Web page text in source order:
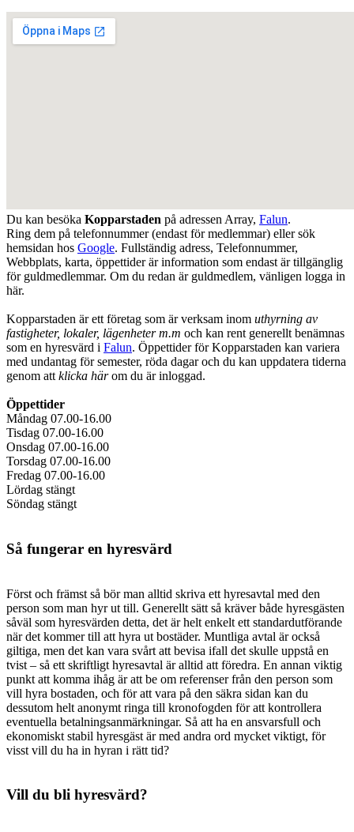
Du kan besöka Kopparstaden på adressen Array, Falun.
Ring dem på telefonnummer (endast för medlemmar) eller sök
hemsidan hos Google. Fullständig adress, Telefonnummer,
Webbplats, karta, öppettider är information som endast är tillgänglig
för guldmedlemmar. Om du redan är guldmedlem, vänligen logga in
här.
Kopparstaden är ett företag som är verksam inom uthyrning av
fastigheter, lokaler, lägenheter m.m och kan rent generellt benämnas
som en hyresvärd i Falun. Öppettider för Kopparstaden kan variera
med undantag för semester, röda dagar och du kan uppdatera tiderna
genom att klicka härom du är inloggad.
Öppettider
Måndag 07.00-16.00
Tisdag 07.00-16.00
Onsdag 07.00-16.00
Torsdag 07.00-16.00
Fredag 07.00-16.00
Lördag stängt
Söndag stängt
Så fungerar en hyresvärd
Först och främst så bör man alltid skriva ett hyresavtal med den
person som man hyr ut till. Generellt sätt så kräver både hyresgästen
såväl som hyresvärden detta, det är helt enkelt ett standardutförande
när det kommer till att hyra ut bostäder. Muntliga avtal är också
giltiga, men det kan vara svårt att bevisa ifall det skulle uppstå en
tvist – så ett skriftligt hyresavtal är alltid att föredra. En annan viktig
punkt att komma ihåg är att be om referenser från den person som
vill hyra bostaden, och för att vara på den säkra sidan kan du
dessutom helt anonymt ringa till kronofogden för att kontrollera
eventuella betalningsanmärkningar. Så att ha en ansvarsfull och
ekonomiskt stabil hyresgäst är med andra ord mycket viktigt, för
visst vill du ha in hyran i rätt tid?
Vill du bli hyresvärd?